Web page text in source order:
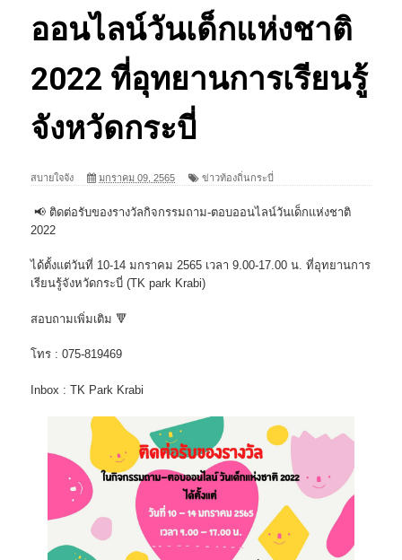
ออนไลน์วันเด็กแห่งชาติ
2022 ที่อุทยานการเรียนรู้
จังหวัดกระบี่
สบายใจจัง มกราคม 09, 2565 ข่าวท้องถิ่นกระบี่
📢 ติดต่อรับของรางวัลกิจกรรมถาม-ตอบออนไลน์วันเด็กแห่งชาติ
2022
ได้ตั้งแต่วันที่ 10-14 มกราคม 2565 เวลา 9.00-17.00 น. ที่อุทยานการ
เรียนรู้จังหวัดกระบี่ (TK park Krabi)
สอบถามเพิ่มเติม 🔻
โทร : 075-819469
Inbox : TK Park Krabi